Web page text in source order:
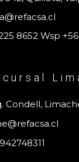
8652 Wsp
Condell,